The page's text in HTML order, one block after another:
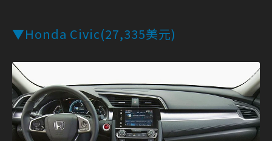
▼Honda Civic(27,335美元)